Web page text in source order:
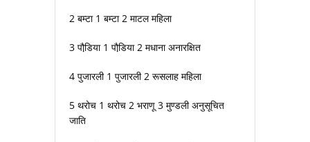
2 बम्टा 1 बम्टा 2 माटल महिला
3 पौडि़या 1 पौडि़या 2 मधाना अनारक्षित
4 पुजारली 1 पुजारली 2 रूसलाह महिला
5 थरोच 1 थरोच 2 भराणू 3 मुण्डली अनुसूचित
जाति